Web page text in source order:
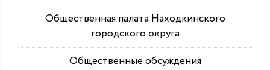
Общественная палата Находкинского
городского округа
Общественные обсуждения